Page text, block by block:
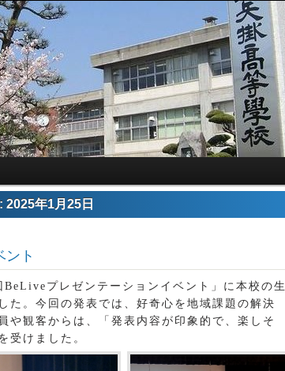
2025年1月25日
ント
プレゼンテーションイベント」に本校の生
た。今回の発表では、好奇心を地域課題の解決
や観客からは、「発表内容が印象的で、楽しそ
受けました。